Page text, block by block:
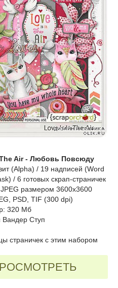
Air - Любовь Повсюду
(Alpha) / 19 надписей (Word
/ 6 готовых скрап-страничек
размером 3600х3600
PSD, TIF (300 dpi)
320 Мб
Вандер Ступ
страничек с этим набором